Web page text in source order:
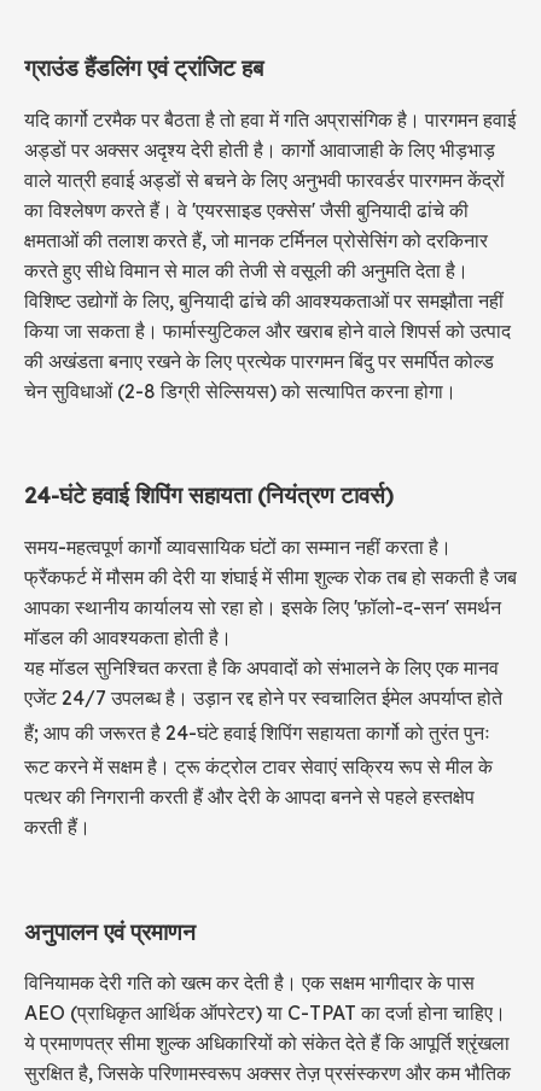
ग्राउंड हैंडलिंग एवं ट्रांजिट हब
यदि कार्गो टरमैक पर बैठता है तो हवा में गति अप्रासंगिक है। पारगमन हवाई
अड्डों पर अक्सर अदृश्य देरी होती है। कार्गो आवाजाही के लिए भीड़भाड़
वाले यात्री हवाई अड्डों से बचने के लिए अनुभवी फारवर्डर पारगमन केंद्रों
का विश्लेषण करते हैं। वे 'एयरसाइड एक्सेस' जैसी बुनियादी ढांचे की
क्षमताओं की तलाश करते हैं, जो मानक टर्मिनल प्रोसेसिंग को दरकिनार
करते हुए सीधे विमान से माल की तेजी से वसूली की अनुमति देता है।
विशिष्ट उद्योगों के लिए, बुनियादी ढांचे की आवश्यकताओं पर समझौता नहीं
किया जा सकता है। फार्मास्युटिकल और खराब होने वाले शिपर्स को उत्पाद
की अखंडता बनाए रखने के लिए प्रत्येक पारगमन बिंदु पर समर्पित कोल्ड
चेन सुविधाओं (2-8 डिग्री सेल्सियस) को सत्यापित करना होगा।
24-घंटे हवाई शिपिंग सहायता (नियंत्रण टावर्स)
समय-महत्वपूर्ण कार्गो व्यावसायिक घंटों का सम्मान नहीं करता है।
फ्रैंकफर्ट में मौसम की देरी या शंघाई में सीमा शुल्क रोक तब हो सकती है जब
आपका स्थानीय कार्यालय सो रहा हो। इसके लिए 'फ़ॉलो-द-सन' समर्थन
मॉडल की आवश्यकता होती है।
यह मॉडल सुनिश्चित करता है कि अपवादों को संभालने के लिए एक मानव
एजेंट 24/7 उपलब्ध है। उड़ान रद्द होने पर स्वचालित ईमेल अपर्याप्त होते
हैं; आप की जरूरत है 24-घंटे हवाई शिपिंगसहायता कार्गो को तुरंत पुनः
रूट करने में सक्षम है। ट्रू कंट्रोल टावर सेवाएं सक्रिय रूप से मील के
पत्थर की निगरानी करती हैं और देरी के आपदा बनने से पहले हस्तक्षेप
करती हैं।
अनुपालन एवं प्रमाणन
विनियामक देरी गति को खत्म कर देती है। एक सक्षम भागीदार के पास
AEO (प्राधिकृत आर्थिक ऑपरेटर) या C-TPAT का दर्जा होना चाहिए।
ये प्रमाणपत्र सीमा शुल्क अधिकारियों को संकेत देते हैं कि आपूर्ति श्रृंखला
सुरक्षित है, जिसके परिणामस्वरूप अक्सर तेज़ प्रसंस्करण और कम भौतिक